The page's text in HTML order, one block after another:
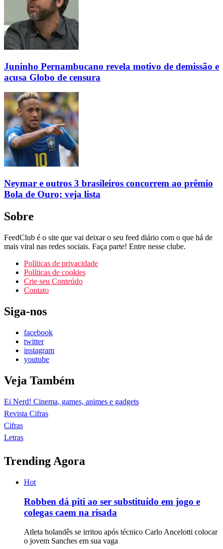
Juninho Pernambucano revela motivo de demissão e
acusa Globo de censura
Neymar e outros 3 brasileiros concorrem ao prêmio
Bola de Ouro; veja lista
Sobre
FeedClub é o site que vai deixar o seu feed diário com o que há de
mais viral nas redes sociais. Faça parte! Entre nesse clube.
Políticas de privacidade
Políticas de cookies
Crie seu Conteúdo
Contato
Siga-nos
facebook
twitter
instagram
youtube
Veja Também
Ei Nerd! Cinema, games, animes e gadgets
Revista Cifras
Cifras
Letras
Trending Agora
Hot
Robben dá piti ao ser substituído em jogo e
colegas caem na risada
Atleta holandês se irritou após técnico Carlo Ancelotti colocar
o jovem Sanches em sua vaga